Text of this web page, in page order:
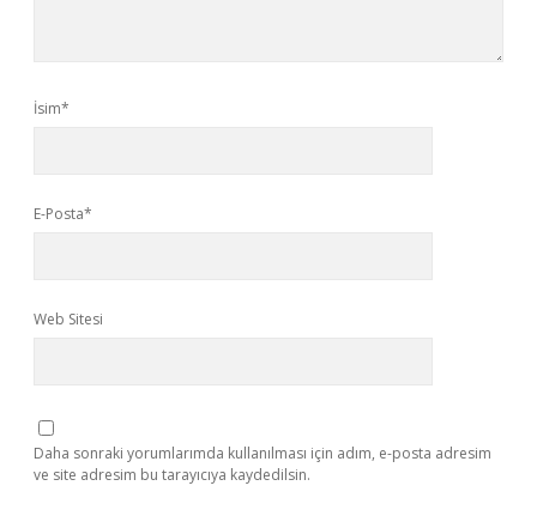
İsim*
E-Posta*
Web Sitesi
Daha sonraki yorumlarımda kullanılması için adım, e-posta adresim
ve site adresim bu tarayıcıya kaydedilsin.